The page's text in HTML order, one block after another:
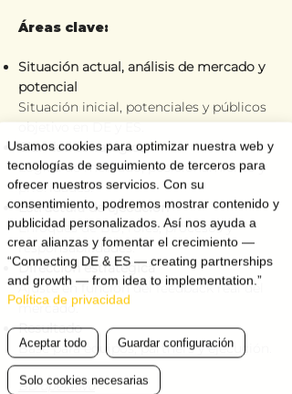
Áreas clave:
Situación actual, análisis de mercado y
potencial
Situación inicial, potenciales y públicos
objetivo en DE y ES.
Claridad estratégica
Lógica de mercado, posicionamiento y
prioridades.
Estructura de ejecución
Enfoques de BD, roles, procesos y
responsabilidades.
Dirección estratégica
Ajuste en función del feedback real del
mercado.
Resultado
Base para equipos, partners y ejecución.
BD operativo
Usamos cookies para optimizar nuestra web y
tecnologías de seguimiento de terceros para
ofrecer nuestros servicios. Con su
consentimiento, podremos mostrar contenido y
publicidad personalizados. Así nos ayuda a
crear alianzas y fomentar el crecimiento —
“Connecting DE & ES — creating partnerships
and growth — from idea to implementation.”
Política de privacidad
Aceptar todo Guardar configuración
Solo cookies necesarias